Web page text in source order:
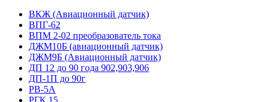
ВКЖ (Авиационный датчик)
ВПГ-62
ВПМ 2-02 преобразователь тока
ДЖМ10Б (авиационный датчик)
ДЖМ9Б (Авиационный датчик)
ДП 12 до 90 года 902,903,906
ДП-1П до 90г
РВ-5А